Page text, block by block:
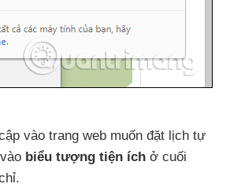
vào trang web muốn đặt lịch tự
biểu tượng tiện ích ở cuối